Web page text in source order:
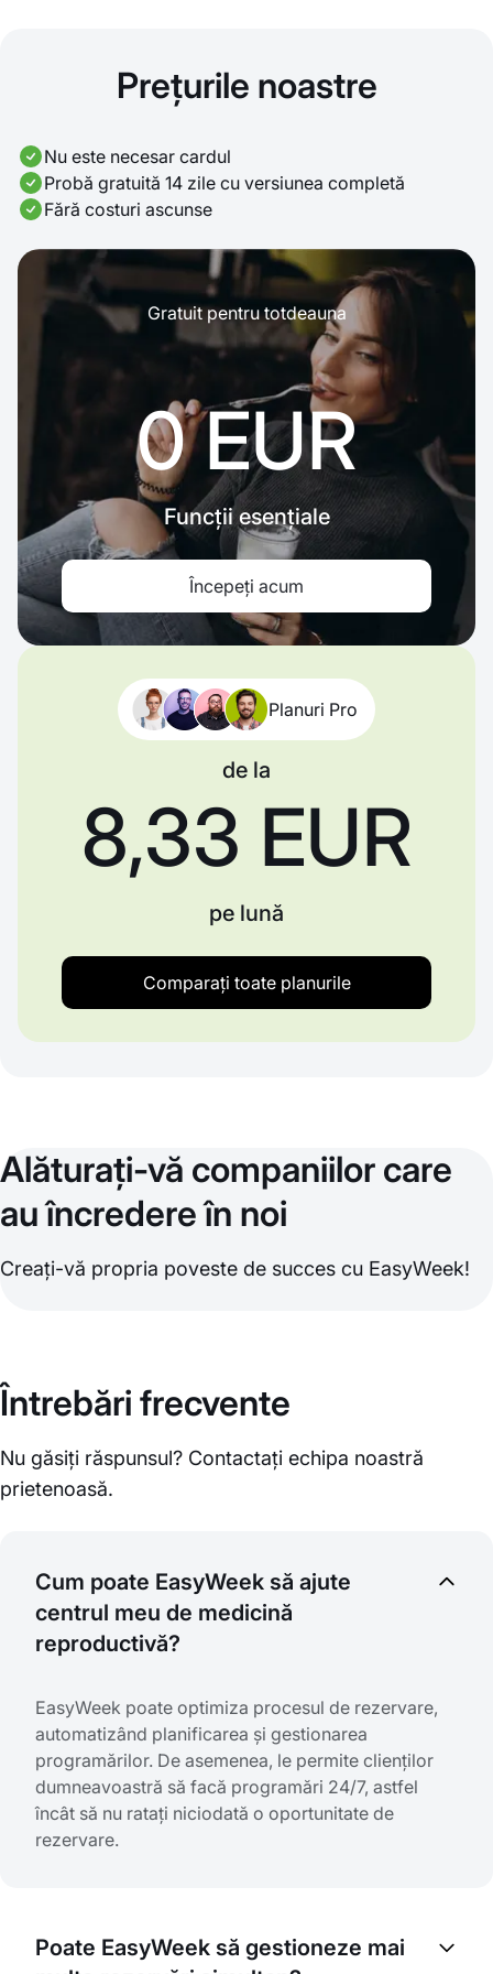
Prețurile noastre
Nu este necesar cardul
Probă gratuită 14 zile cu versiunea completă
Fără costuri ascunse
Gratuit pentru totdeauna
0 EUR
Funcții esențiale
Începeți acum
Planuri Pro
de la
8,33 EUR
pe lună
Comparați toate planurile
Alăturați-vă companiilor care
au încredere în noi
Creați-vă propria poveste de succes cu EasyWeek!
Întrebări frecvente
Nu găsiți răspunsul? Contactați echipa noastră
prietenoasă.
Cum poate EasyWeek să ajute
centrul meu de medicină
reproductivă?
EasyWeek poate optimiza procesul de rezervare,
automatizând planificarea și gestionarea
programărilor. De asemenea, le permite clienților
dumneavoastră să facă programări 24/7, astfel
încât să nu ratați niciodată o oportunitate de
rezervare.
Poate EasyWeek să gestioneze mai